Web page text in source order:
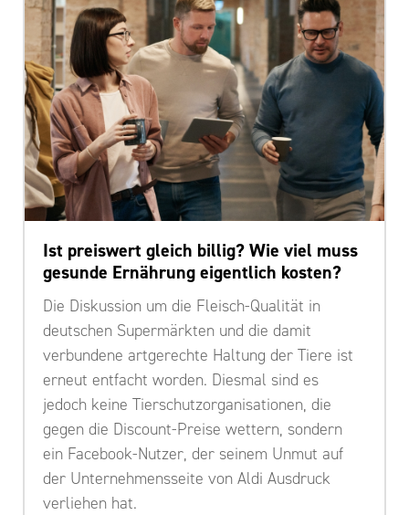
Ist preiswert gleich billig? Wie viel muss
gesunde Ernährung eigentlich kosten?
Die Diskussion um die Fleisch-Qualität in
deutschen Supermärkten und die damit
verbundene artgerechte Haltung der Tiere ist
erneut entfacht worden. Diesmal sind es
jedoch keine Tierschutzorganisationen, die
gegen die Discount-Preise wettern, sondern
ein Facebook-Nutzer, der seinem Unmut auf
der Unternehmensseite von Aldi Ausdruck
verliehen hat.